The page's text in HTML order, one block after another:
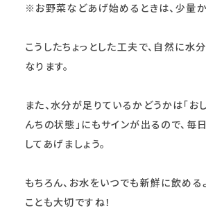
※お野菜などあげ始めるときは、少量
こうしたちょっとした工夫で、自然に水
なります。
また、水分が足りているかどうかは「お
んちの状態」にもサインが出るので、毎
してあげましょう。
もちろん、お水をいつでも新鮮に飲める
ことも大切ですね！